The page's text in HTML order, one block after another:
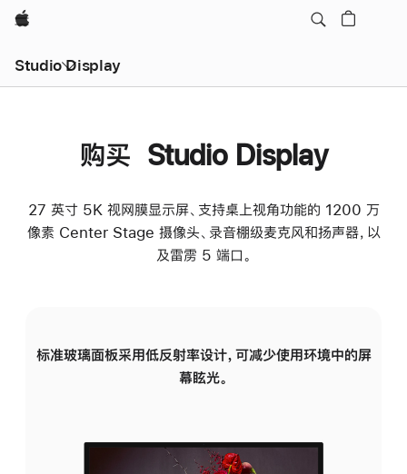
Apple
Studio Display
购买 Studio Display
27 英寸 5K 视网膜显示屏、支持桌上视角功能的 1200 万
像素 Center Stage 摄像头、录音棚级麦克风和扬声器，以
及雷雳 5 端口。
标准玻璃面板采用低反射率设计，可减少使用环境中的屏
幕眩光。